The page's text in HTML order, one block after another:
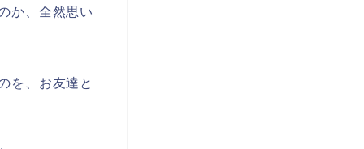
か、全然思い
を、お友達と